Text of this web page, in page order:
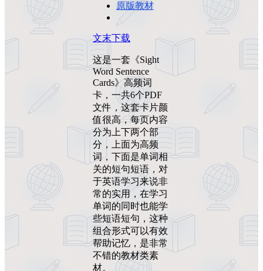
原版教材
文末下载
这是一套《Sight
Word Sentence
Cards》高频词
卡，一共6个PDF
文件，这套卡片颜
值很高，每页内容
分为上下两个部
分，上面为高频
词，下面是单词相
关的短句短语，对
于英语学习来说非
常的实用，在学习
单词的同时也能学
些短语短句，这种
组合形式可以有效
帮助记忆，是非常
不错的教材类素
材。